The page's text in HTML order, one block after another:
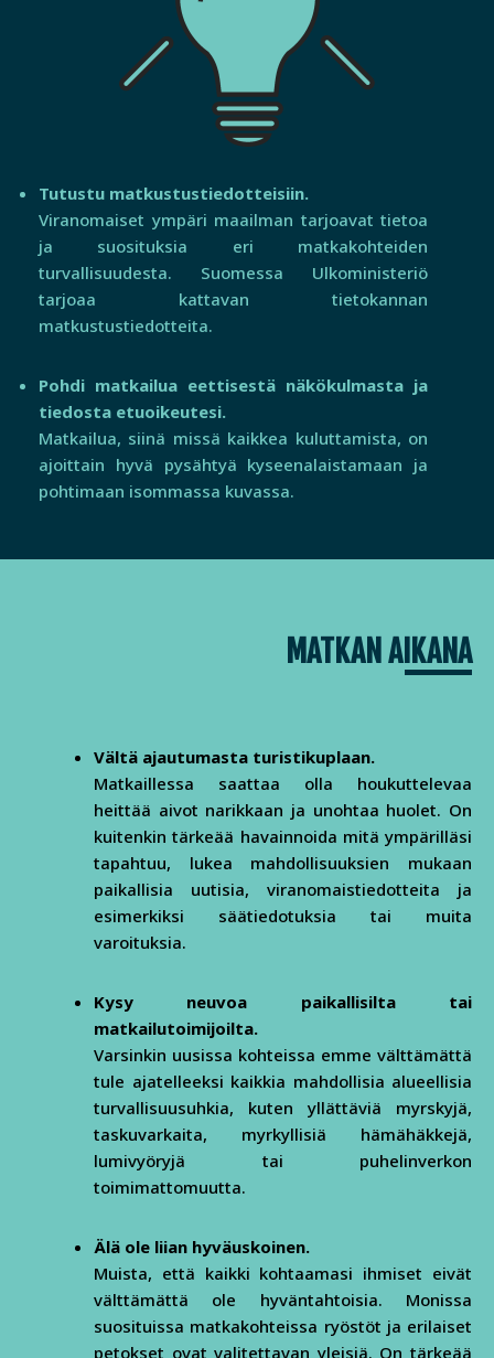
Tutustu matkustustiedotteisiin.
Viranomaiset ympäri maailman tarjoavat tietoa
ja suosituksia eri matkakohteiden
turvallisuudesta. Suomessa Ulkoministeriö
tarjoaa kattavan tietokannan
matkustustiedotteita.
Pohdi matkailua eettisestä näkökulmasta ja
tiedosta etuoikeutesi.
Matkailua, siinä missä kaikkea kuluttamista, on
ajoittain hyvä pysähtyä kyseenalaistamaan ja
pohtimaan isommassa kuvassa.
MATKAN AIKANA
Vältä ajautumasta turistikuplaan.
Matkaillessa saattaa olla houkuttelevaa
heittää aivot narikkaan ja unohtaa huolet. On
kuitenkin tärkeää havainnoida mitä ympärilläsi
tapahtuu, lukea mahdollisuuksien mukaan
paikallisia uutisia, viranomaistiedotteita ja
esimerkiksi säätiedotuksia tai muita
varoituksia.
Kysy neuvoa paikallisilta tai
matkailutoimijoilta.
Varsinkin uusissa kohteissa emme välttämättä
tule ajatelleeksi kaikkia mahdollisia alueellisia
turvallisuusuhkia, kuten yllättäviä myrskyjä,
taskuvarkaita, myrkyllisiä hämähäkkejä,
lumivyöryjä tai puhelinverkon
toimimattomuutta.
Älä ole liian hyväuskoinen.
Muista, että kaikki kohtaamasi ihmiset eivät
välttämättä ole hyväntahtoisia. Monissa
suosituissa matkakohteissa ryöstöt ja erilaiset
petokset ovat valitettavan yleisiä. On tärkeää